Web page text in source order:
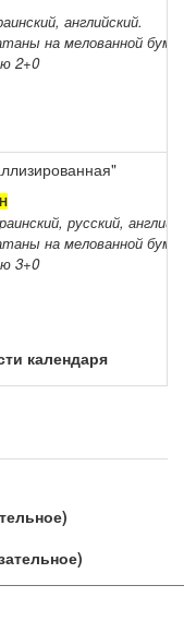
английский.
на мелованной
2+0
русский,
на мелованной
3+0
календаря